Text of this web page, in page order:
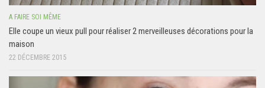
A FAIRE SOI MÊME
Elle coupe un vieux pull pour réaliser 2 merveilleuses décorations pour la
maison
22 DÉCEMBRE 2015